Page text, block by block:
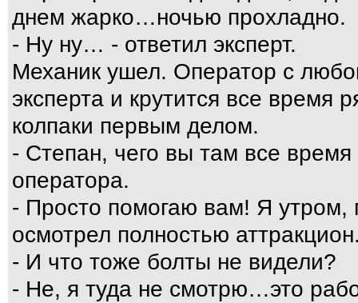
днем жарко…ночью прохладно.
- Ну ну… - ответил эксперт.
Механик ушел. Оператор с
эксперта и крутится все время
колпаки первым делом.
- Степан, чего вы там все
оператора.
- Просто помогаю вам! Я
осмотрел полностью
- И что тоже болты не видели?
- Не, я туда не смотрю…это